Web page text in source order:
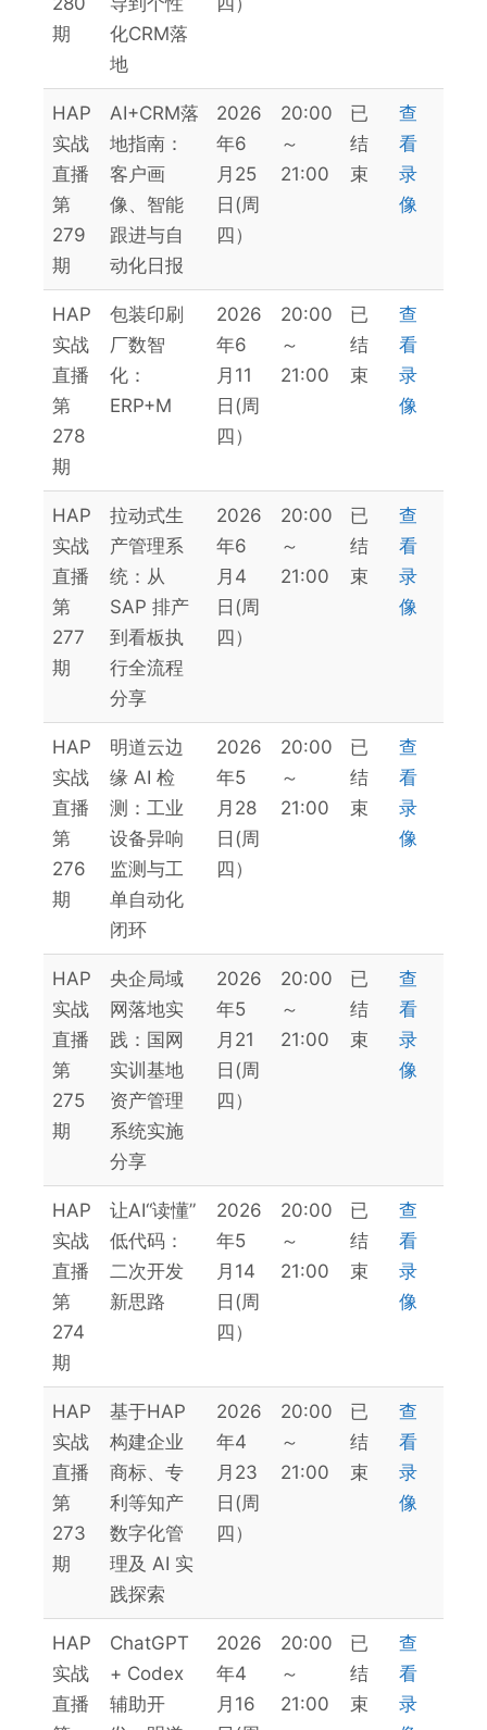
期
化CRM落
地
HAP
实战
直播
第
279
期
AI+CRM落
地指南：
客户画
像、智能
跟进与自
动化日报
2026
年6
月25
日(周
四）
20:00
～
21:00
已
结
束
查
看
录
像
HAP
实战
直播
第
278
期
包装印刷
厂数智
化：
ERP+M
2026
年6
月11
日(周
四）
20:00
～
21:00
已
结
束
查
看
录
像
HAP
实战
直播
第
277
期
拉动式生
产管理系
统：从
SAP 排产
到看板执
行全流程
分享
2026
年6
月4
日(周
四）
20:00
～
21:00
已
结
束
查
看
录
像
HAP
实战
直播
第
276
期
明道云边
缘 AI 检
测：工业
设备异响
监测与工
单自动化
闭环
2026
年5
月28
日(周
四）
20:00
～
21:00
已
结
束
查
看
录
像
HAP
实战
直播
第
275
期
央企局域
网落地实
践：国网
实训基地
资产管理
系统实施
分享
2026
年5
月21
日(周
四）
20:00
～
21:00
已
结
束
查
看
录
像
HAP
实战
直播
第
274
期
让AI“读懂”
低代码：
二次开发
新思路
2026
年5
月14
日(周
四）
20:00
～
21:00
已
结
束
查
看
录
像
HAP
实战
直播
第
273
期
基于HAP
构建企业
商标、专
利等知产
数字化管
理及 AI 实
践探索
2026
年4
月23
日(周
四）
20:00
～
21:00
已
结
束
查
看
录
像
HAP
实战
直播
ChatGPT
+ Codex
辅助开
2026
年4
月16
20:00
～
21:00
已
结
束
查
看
录